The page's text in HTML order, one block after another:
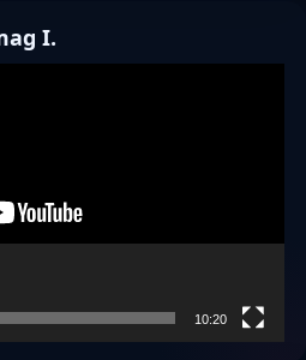
I.
10:20